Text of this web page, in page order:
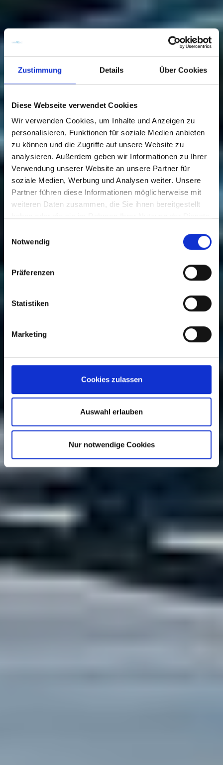
Zustimmung Details Über Cookies
Diese Webseite verwendet Cookies
Wir verwenden Cookies, um Inhalte und Anzeigen zu
personalisieren, Funktionen für soziale Medien anbieten
zu können und die Zugriffe auf unsere Website zu
analysieren. Außerdem geben wir Informationen zu Ihrer
Verwendung unserer Website an unsere Partner für
soziale Medien, Werbung und Analysen weiter. Unsere
Partner führen diese Informationen möglicherweise mit
weiteren Daten zusammen, die Sie ihnen bereitgestellt
Notwendig
Präferenzen
Statistiken
Marketing
Cookies zulassen
Auswahl erlauben
Nur notwendige Cookies
Die besten
Sehenswürdigkeiten